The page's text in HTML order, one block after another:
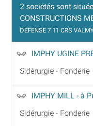
2 sociétés sont
CONSTRUCTIONS
DEFENSE 7 11 CRS
IMPHY UGINE
Sidérurgie - Fonderie
IMPHY MILL - à
Sidérurgie - Fonderie